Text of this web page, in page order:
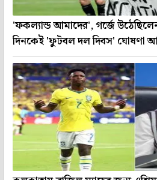
'ফকল্যান্ড আমাদের', গর্জে
দিনকেই 'ফুটবল দল দিবস' ঘোষণা